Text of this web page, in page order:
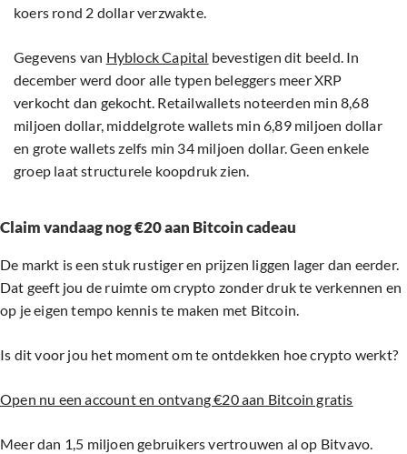
koers rond 2 dollar verzwakte.
Gegevens van Hyblock Capital bevestigen dit beeld. In
december werd door alle typen beleggers meer XRP
verkocht dan gekocht. Retailwallets noteerden min 8,68
miljoen dollar, middelgrote wallets min 6,89 miljoen dollar
en grote wallets zelfs min 34 miljoen dollar. Geen enkele
groep laat structurele koopdruk zien.
Claim vandaag nog €20 aan Bitcoin cadeau
De markt is een stuk rustiger en prijzen liggen lager dan eerder.
Dat geeft jou de ruimte om crypto zonder druk te verkennen en
op je eigen tempo kennis te maken met Bitcoin.
Is dit voor jou het moment om te ontdekken hoe crypto werkt?
Open nu een account en ontvang €20 aan Bitcoin gratis
Meer dan 1,5 miljoen gebruikers vertrouwen al op Bitvavo.